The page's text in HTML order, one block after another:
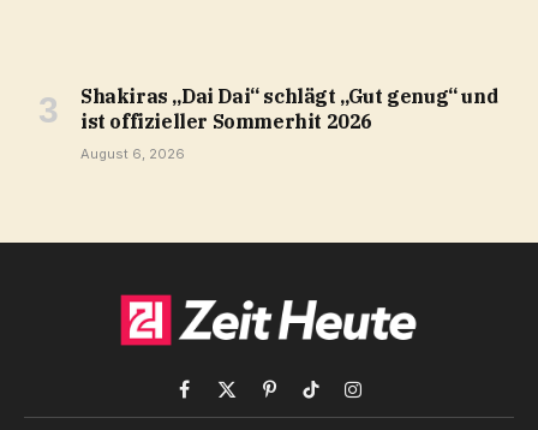
Shakiras „Dai Dai“ schlägt „Gut genug“ und
ist offizieller Sommerhit 2026
August 6, 2026
Facebook
X
PinterestTikTokInstagram